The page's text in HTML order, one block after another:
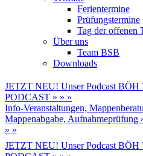
Ferientermine
Prüfungstermine
Tag der offenen
Über uns
Team BSB
Downloads
JETZT NEU! Unser Podcast
PODCAST » » »
Info-Veranstaltungen,
Mappenabgabe,
» »
JETZT NEU! Unser Podcast